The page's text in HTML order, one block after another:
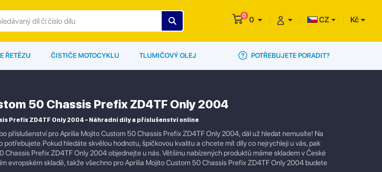
0 0 CZ Kč
ŘETĚZU ČISTIČE MOTOCYKLU TLUMIČOVÝ OLEJ POTŘEBUJETE PORADIT?
50 Chassis Prefix ZD4TF Only 2004
Prefix ZD4TF Only 2004 – Náhradní díly a příslušenství online
příslušenství pro Aprilia Mojito Custom 50 Chassis Prefix ZD4TF Only 2004, dál už hledat nemusíte! Na
hledáte skvělou hodnotu, špičkovou kvalitu a chcete mít díly co nejrychleji u vás, pak
Chassis Prefix ZD4TF Only 2004 objednejte u nás. Většinu nabízených produktů máme skladem v České
evropském skladě, takže všechno pro Aprilia Mojito Custom 50 Chassis Prefix ZD4TF Only 2004 budete